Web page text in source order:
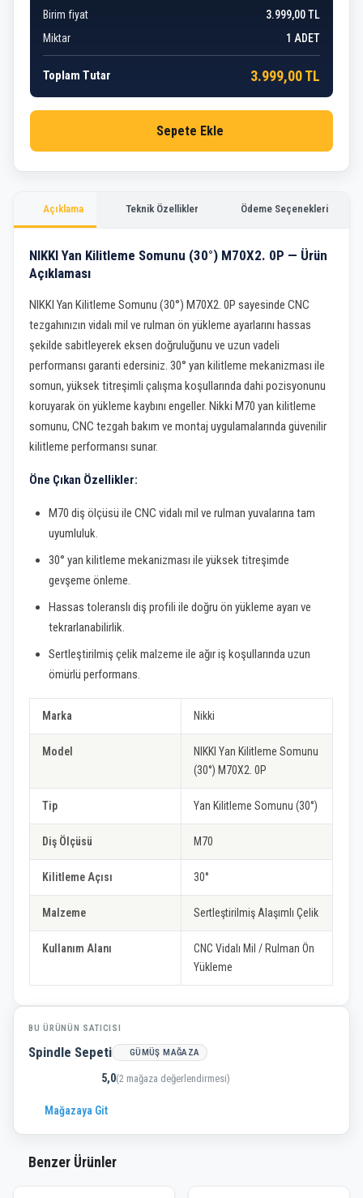
Açıklama Teknik Özellikler Ödeme Seçenekleri
NIKKI Yan Kilitleme Somunu (30°) M70X2. 0P — Ürün
Açıklaması
NIKKI Yan Kilitleme Somunu (30°) M70X2. 0P sayesinde CNC
tezgahınızın vidalı mil ve rulman ön yükleme ayarlarını hassas
şekilde sabitleyerek eksen doğruluğunu ve uzun vadeli
performansı garanti edersiniz. 30° yan kilitleme mekanizması ile
somun, yüksek titreşimli çalışma koşullarında dahi pozisyonunu
koruyarak ön yükleme kaybını engeller. Nikki M70 yan kilitleme
somunu, CNC tezgah bakım ve montaj uygulamalarında güvenilir
kilitleme performansı sunar.
Öne Çıkan Özellikler:
M70 diş ölçüsü ile CNC vidalı mil ve rulman yuvalarına tam
uyumluluk.
30° yan kilitleme mekanizması ile yüksek titreşimde
gevşeme önleme.
Hassas toleranslı diş profili ile doğru ön yükleme ayarı ve
tekrarlanabilirlik.
Sertleştirilmiş çelik malzeme ile ağır iş koşullarında uzun
ömürlü performans.
Marka Nikki
Model
NIKKI Yan Kilitleme Somunu
(30°) M70X2. 0P
Tip Yan Kilitleme Somunu (30°)
Diş Ölçüsü M70
Kilitleme Açısı 30°
Malzeme Sertleştirilmiş Alaşımlı Çelik
Kullanım Alanı
CNC Vidalı Mil / Rulman Ön
Yükleme
Birim fiyat
3.999,00 TL
Miktar
1 ADET
Toplam Tutar 3.999,00 TL
Sepete Ekle
BU ÜRÜNÜN SATICISI
Spindle Sepeti GÜMÜŞ MAĞAZA
5,0(2 mağaza değerlendirmesi)
Mağazaya Git
Benzer Ürünler